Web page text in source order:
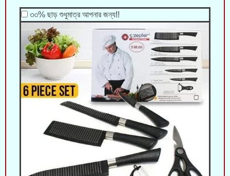
৩৩% ছাড় শুধুমাত্র আপনার জন্য!!